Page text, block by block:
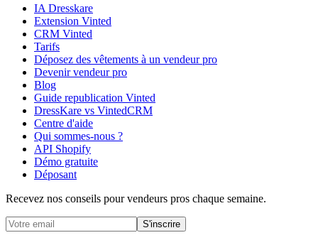
IA Dresskare
Extension Vinted
CRM Vinted
Tarifs
Déposez des vêtements à un vendeur pro
Devenir vendeur pro
Blog
Guide republication Vinted
DressKare vs VintedCRM
Centre d'aide
Qui sommes-nous ?
API Shopify
Démo gratuite
Déposant
Recevez nos conseils pour vendeurs pros chaque semaine.
S'inscrire